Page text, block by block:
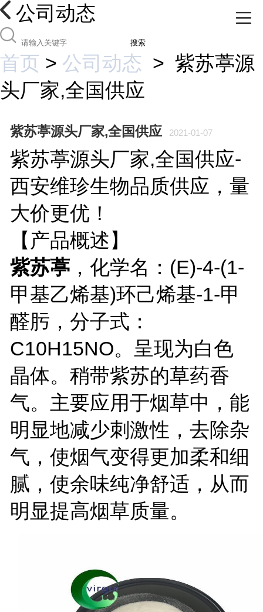
公司动态
搜索
首页 > 公司动态 > 紫苏葶源
头厂家,全国供应
紫苏葶源头厂家,全国供应 2021-01-07
紫苏葶源头厂家,全国供应-
西安维珍生物品质供应，量
大价更优！
【产品概述】
紫苏葶，化学名：(E)-4-(1-
甲基乙烯基)环己烯基-1-甲
醛肟，分子式：
C10H15NO。呈现为白色
晶体。稍带紫苏的草药香
气。主要应用于烟草中，能
明显地减少刺激性，去除杂
气，使烟气变得更加柔和细
腻，使余味纯净舒适，从而
明显提高烟草质量。